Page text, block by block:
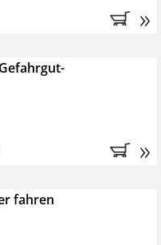
»
»
fahren